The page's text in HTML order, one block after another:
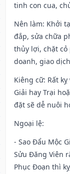
tinh con cua,
Nên làm: Khởi
đắp, sửa chữa
thủy lợi, chặt cỏ
doanh, giao
Kiêng cữ: Rất
Giải hay Trại
đặt sẽ dễ nuôi
Ngoại lệ:
- Sao Đẩu Mộc
Sửu Đăng Viên
Phục Đoạn thì